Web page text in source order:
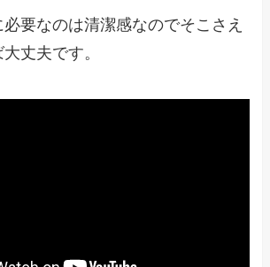
必要なのは清潔感なのでそこさえ
丈夫です。